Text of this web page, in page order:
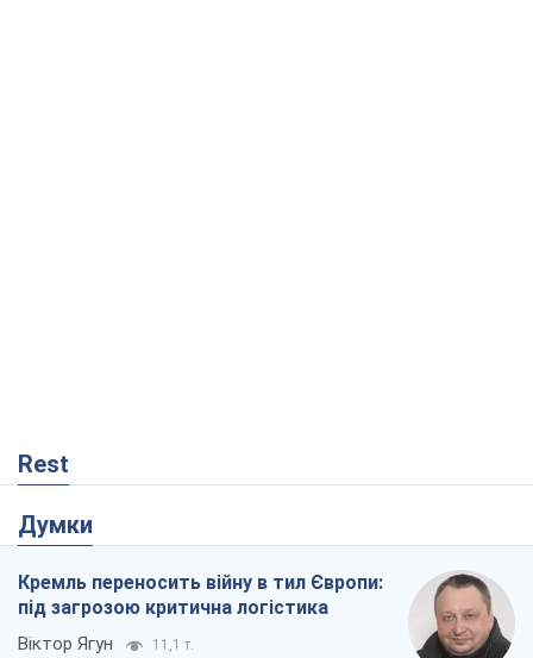
Rest
Думки
Кремль переносить війну в тил Європи:
під загрозою критична логістика
Віктор Ягун 11,1 т.